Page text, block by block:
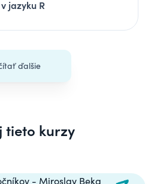
jazyku R
ďalšie
tieto kurzy